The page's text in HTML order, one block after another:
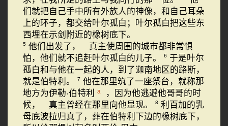
们就把自己手中所有外族人的神像，和自己耳朵
上的环子，都交给叶尔孤白；叶尔孤白把这些东
西埋在示剑附近的橡树底下。
5 他们出发了， 真主使周围的城市都非常惧
怕，他们就不追赶叶尔孤白的儿子。
6 于是叶尔
孤白和与他在一起的人，到了迦南地区的路斯，
就是伯特利。
7 他在那里筑了一座祭台，就称那
地方为伊勒·伯特利 a
，因为他逃避他哥哥的时
候， 真主曾经在那里向他显现。
8 利百加的乳
母底波拉归真了，葬在伯特利下边的橡树底下，